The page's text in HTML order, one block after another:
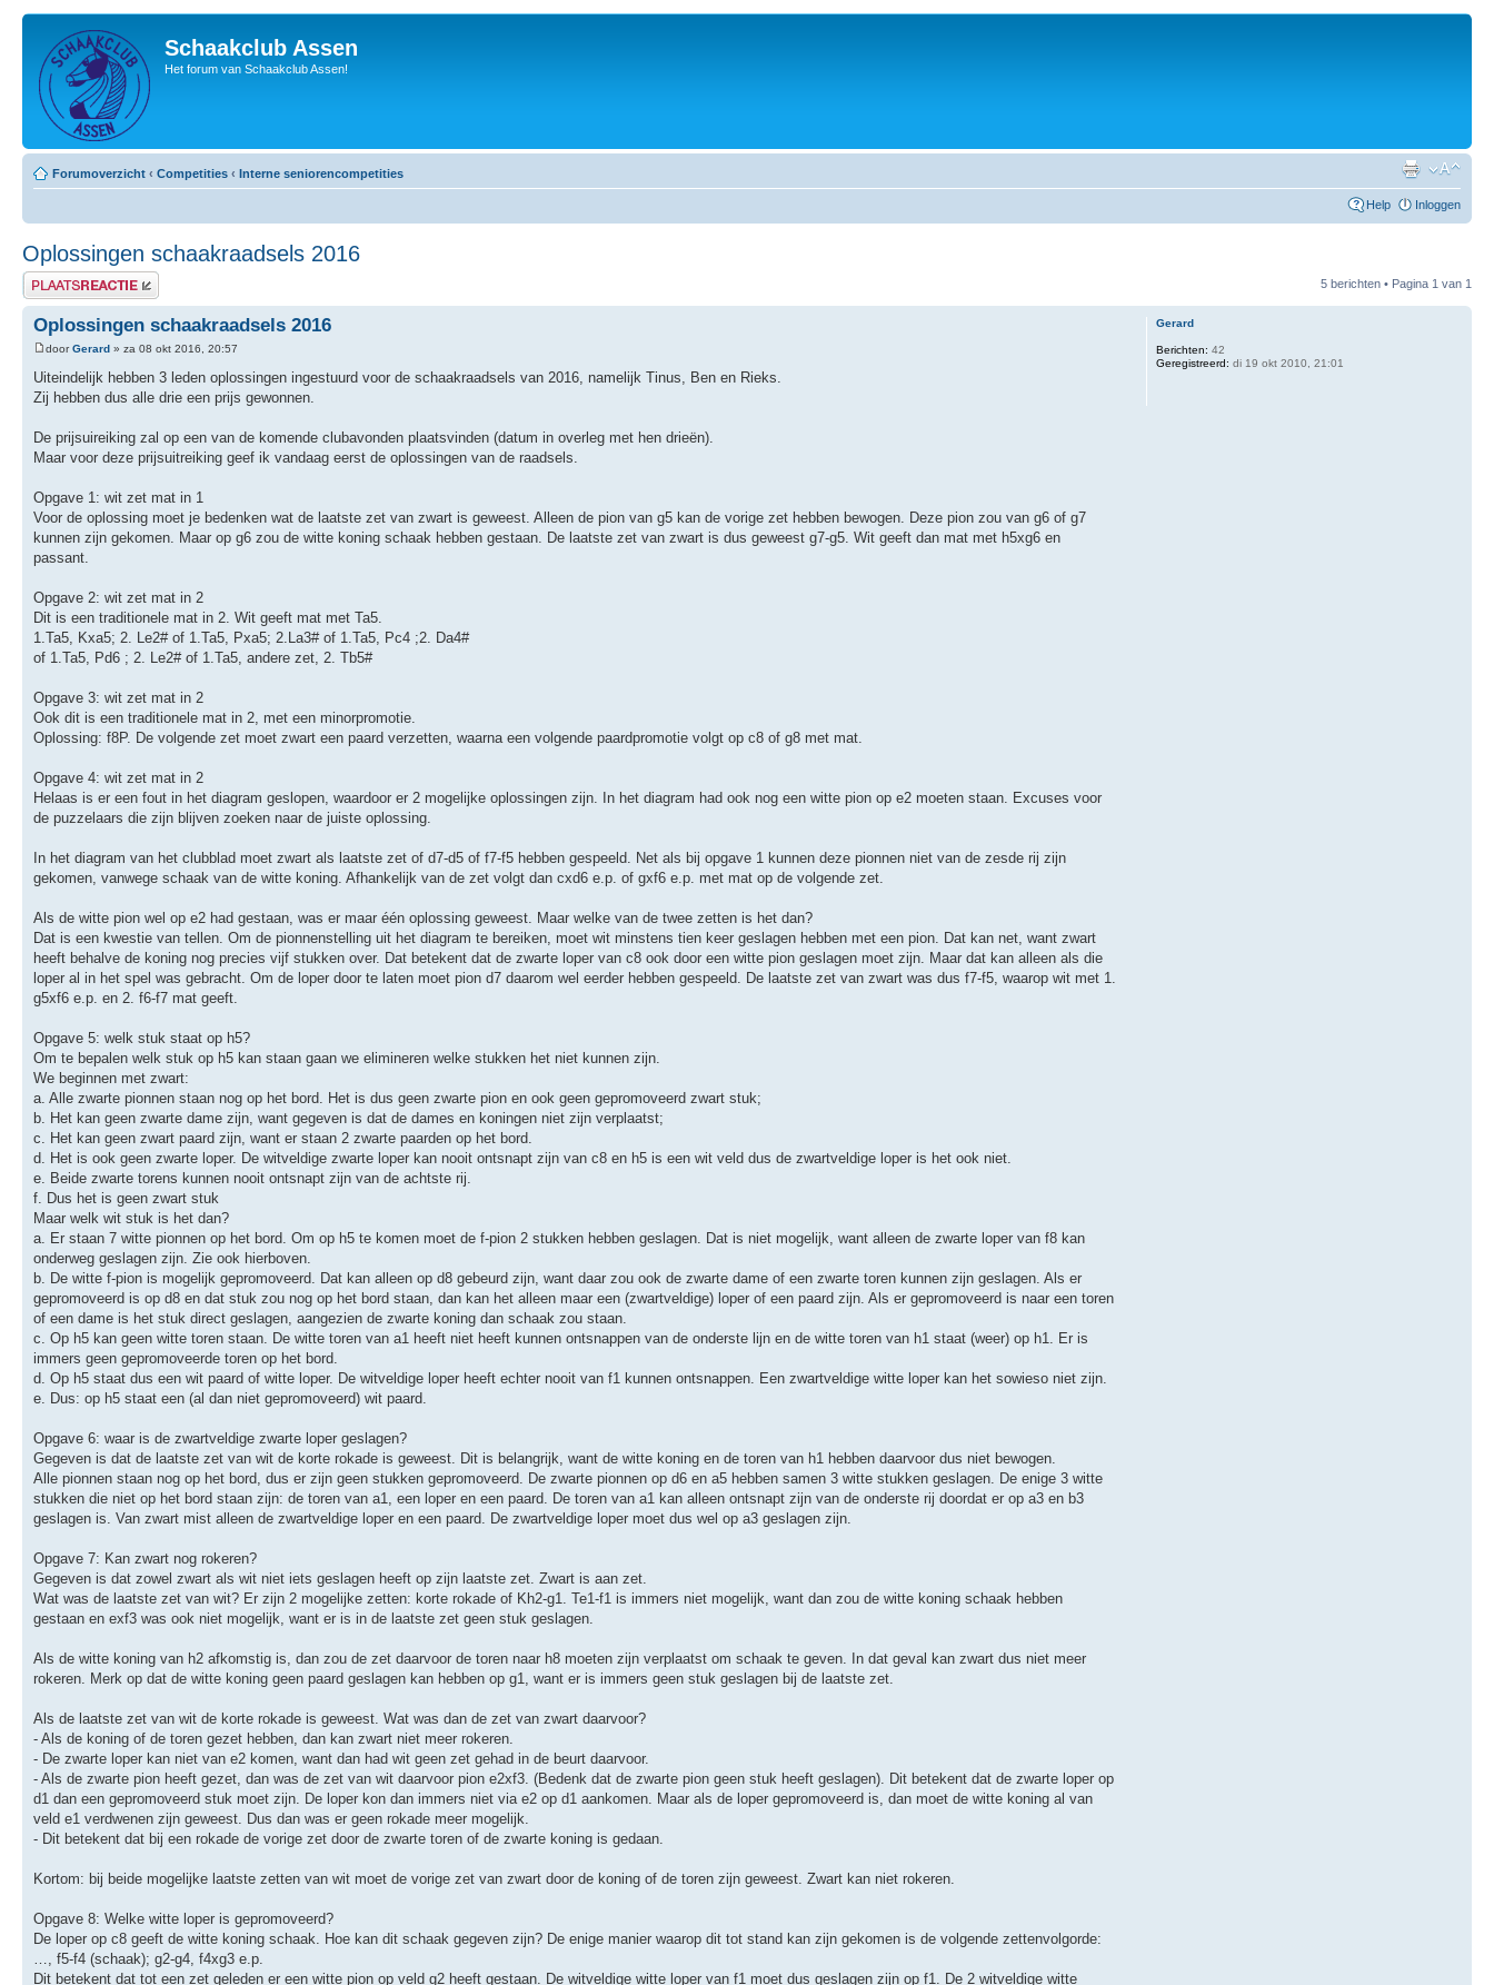
Schaakclub Assen
Het forum van Schaakclub Assen!
Forumoverzicht ‹ Competities ‹ Interne seniorencompetities
Help Inloggen
Oplossingen schaakraadsels 2016
Plaats een reactie 5 berichten • Pagina 1 van 1
Oplossingen schaakraadsels 2016
doorGerard » za 08 okt 2016, 20:57
Uiteindelijk hebben 3 leden oplossingen ingestuurd voor de schaakraadsels van 2016, namelijk Tinus, Ben en Rieks.
Zij hebben dus alle drie een prijs gewonnen.
De prijsuireiking zal op een van de komende clubavonden plaatsvinden (datum in overleg met hen drieën).
Maar voor deze prijsuitreiking geef ik vandaag eerst de oplossingen van de raadsels.
Opgave 1: wit zet mat in 1
Voor de oplossing moet je bedenken wat de laatste zet van zwart is geweest. Alleen de pion van g5 kan de vorige zet hebben bewogen. Deze pion zou van g6 of g7
kunnen zijn gekomen. Maar op g6 zou de witte koning schaak hebben gestaan. De laatste zet van zwart is dus geweest g7-g5. Wit geeft dan mat met h5xg6 en
passant.
Opgave 2: wit zet mat in 2
Dit is een traditionele mat in 2. Wit geeft mat met Ta5.
1.Ta5, Kxa5; 2. Le2# of 1.Ta5, Pxa5; 2.La3# of 1.Ta5, Pc4 ;2. Da4#
of 1.Ta5, Pd6 ; 2. Le2# of 1.Ta5, andere zet, 2. Tb5#
Opgave 3: wit zet mat in 2
Ook dit is een traditionele mat in 2, met een minorpromotie.
Oplossing: f8P. De volgende zet moet zwart een paard verzetten, waarna een volgende paardpromotie volgt op c8 of g8 met mat.
Opgave 4: wit zet mat in 2
Helaas is er een fout in het diagram geslopen, waardoor er 2 mogelijke oplossingen zijn. In het diagram had ook nog een witte pion op e2 moeten staan. Excuses voor
de puzzelaars die zijn blijven zoeken naar de juiste oplossing.
In het diagram van het clubblad moet zwart als laatste zet of d7-d5 of f7-f5 hebben gespeeld. Net als bij opgave 1 kunnen deze pionnen niet van de zesde rij zijn
gekomen, vanwege schaak van de witte koning. Afhankelijk van de zet volgt dan cxd6 e.p. of gxf6 e.p. met mat op de volgende zet.
Als de witte pion wel op e2 had gestaan, was er maar één oplossing geweest. Maar welke van de twee zetten is het dan?
Dat is een kwestie van tellen. Om de pionnenstelling uit het diagram te bereiken, moet wit minstens tien keer geslagen hebben met een pion. Dat kan net, want zwart
heeft behalve de koning nog precies vijf stukken over. Dat betekent dat de zwarte loper van c8 ook door een witte pion geslagen moet zijn. Maar dat kan alleen als die
loper al in het spel was gebracht. Om de loper door te laten moet pion d7 daarom wel eerder hebben gespeeld. De laatste zet van zwart was dus f7-f5, waarop wit met 1.
g5xf6 e.p. en 2. f6-f7 mat geeft.
Opgave 5: welk stuk staat op h5?
Om te bepalen welk stuk op h5 kan staan gaan we elimineren welke stukken het niet kunnen zijn.
We beginnen met zwart:
a. Alle zwarte pionnen staan nog op het bord. Het is dus geen zwarte pion en ook geen gepromoveerd zwart stuk;
b. Het kan geen zwarte dame zijn, want gegeven is dat de dames en koningen niet zijn verplaatst;
c. Het kan geen zwart paard zijn, want er staan 2 zwarte paarden op het bord.
d. Het is ook geen zwarte loper. De witveldige zwarte loper kan nooit ontsnapt zijn van c8 en h5 is een wit veld dus de zwartveldige loper is het ook niet.
e. Beide zwarte torens kunnen nooit ontsnapt zijn van de achtste rij.
f. Dus het is geen zwart stuk
Maar welk wit stuk is het dan?
a. Er staan 7 witte pionnen op het bord. Om op h5 te komen moet de f-pion 2 stukken hebben geslagen. Dat is niet mogelijk, want alleen de zwarte loper van f8 kan
onderweg geslagen zijn. Zie ook hierboven.
b. De witte f-pion is mogelijk gepromoveerd. Dat kan alleen op d8 gebeurd zijn, want daar zou ook de zwarte dame of een zwarte toren kunnen zijn geslagen. Als er
gepromoveerd is op d8 en dat stuk zou nog op het bord staan, dan kan het alleen maar een (zwartveldige) loper of een paard zijn. Als er gepromoveerd is naar een toren
of een dame is het stuk direct geslagen, aangezien de zwarte koning dan schaak zou staan.
c. Op h5 kan geen witte toren staan. De witte toren van a1 heeft niet heeft kunnen ontsnappen van de onderste lijn en de witte toren van h1 staat (weer) op h1. Er is
immers geen gepromoveerde toren op het bord.
d. Op h5 staat dus een wit paard of witte loper. De witveldige loper heeft echter nooit van f1 kunnen ontsnappen. Een zwartveldige witte loper kan het sowieso niet zijn.
e. Dus: op h5 staat een (al dan niet gepromoveerd) wit paard.
Opgave 6: waar is de zwartveldige zwarte loper geslagen?
Gegeven is dat de laatste zet van wit de korte rokade is geweest. Dit is belangrijk, want de witte koning en de toren van h1 hebben daarvoor dus niet bewogen.
Alle pionnen staan nog op het bord, dus er zijn geen stukken gepromoveerd. De zwarte pionnen op d6 en a5 hebben samen 3 witte stukken geslagen. De enige 3 witte
stukken die niet op het bord staan zijn: de toren van a1, een loper en een paard. De toren van a1 kan alleen ontsnapt zijn van de onderste rij doordat er op a3 en b3
geslagen is. Van zwart mist alleen de zwartveldige loper en een paard. De zwartveldige loper moet dus wel op a3 geslagen zijn.
Opgave 7: Kan zwart nog rokeren?
Gegeven is dat zowel zwart als wit niet iets geslagen heeft op zijn laatste zet. Zwart is aan zet.
Wat was de laatste zet van wit? Er zijn 2 mogelijke zetten: korte rokade of Kh2-g1. Te1-f1 is immers niet mogelijk, want dan zou de witte koning schaak hebben
gestaan en exf3 was ook niet mogelijk, want er is in de laatste zet geen stuk geslagen.
Als de witte koning van h2 afkomstig is, dan zou de zet daarvoor de toren naar h8 moeten zijn verplaatst om schaak te geven. In dat geval kan zwart dus niet meer
rokeren. Merk op dat de witte koning geen paard geslagen kan hebben op g1, want er is immers geen stuk geslagen bij de laatste zet.
Als de laatste zet van wit de korte rokade is geweest. Wat was dan de zet van zwart daarvoor?
- Als de koning of de toren gezet hebben, dan kan zwart niet meer rokeren.
- De zwarte loper kan niet van e2 komen, want dan had wit geen zet gehad in de beurt daarvoor.
- Als de zwarte pion heeft gezet, dan was de zet van wit daarvoor pion e2xf3. (Bedenk dat de zwarte pion geen stuk heeft geslagen). Dit betekent dat de zwarte loper op
d1 dan een gepromoveerd stuk moet zijn. De loper kon dan immers niet via e2 op d1 aankomen. Maar als de loper gepromoveerd is, dan moet de witte koning al van
veld e1 verdwenen zijn geweest. Dus dan was er geen rokade meer mogelijk.
- Dit betekent dat bij een rokade de vorige zet door de zwarte toren of de zwarte koning is gedaan.
Kortom: bij beide mogelijke laatste zetten van wit moet de vorige zet van zwart door de koning of de toren zijn geweest. Zwart kan niet rokeren.
Opgave 8: Welke witte loper is gepromoveerd?
De loper op c8 geeft de witte koning schaak. Hoe kan dit schaak gegeven zijn? De enige manier waarop dit tot stand kan zijn gekomen is de volgende zettenvolgorde:
…, f5-f4 (schaak); g2-g4, f4xg3 e.p.
Dit betekent dat tot een zet geleden er een witte pion op veld g2 heeft gestaan. De witveldige witte loper van f1 moet dus geslagen zijn op f1. De 2 witveldige witte
Gerard
Berichten: 42
Geregistreerd: di 19 okt 2010, 21:01